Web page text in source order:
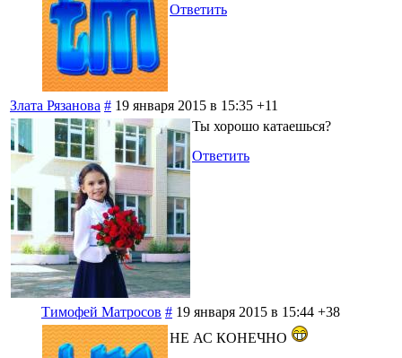
Ответить
Злата Рязанова # 19 января 2015 в 15:35 +11
Ты хорошо катаешься?
Ответить
Тимофей Матросов # 19 января 2015 в 15:44 +38
НЕ АС КОНЕЧНО